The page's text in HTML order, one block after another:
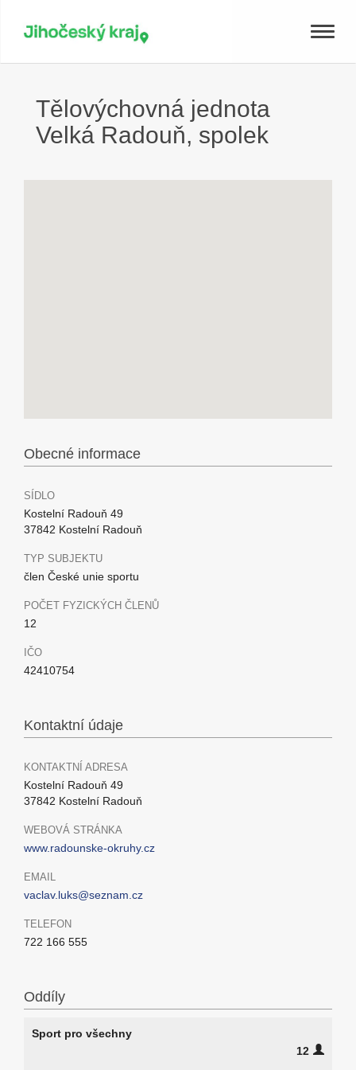
Toggle
Tělovýchovná jednota
Velká Radouň, spolek
Obecné informace
SÍDLO
Kostelní Radouň 49
37842 Kostelní Radouň
TYP SUBJEKTU
člen České unie sportu
POČET FYZICKÝCH ČLENŮ
12
IČO
42410754
Kontaktní údaje
KONTAKTNÍ ADRESA
Kostelní Radouň 49
37842 Kostelní Radouň
WEBOVÁ STRÁNKA
www.radounske-okruhy.cz
EMAIL
vaclav.luks@seznam.cz
TELEFON
722 166 555
Oddíly
Sport pro všechny
12